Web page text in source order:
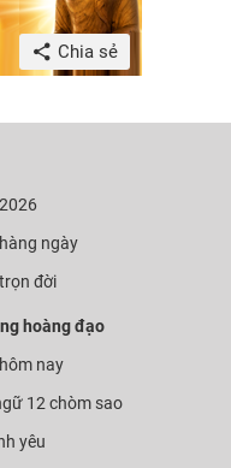
Chia sẻ
ngày
đời
hoàng đạo
nay
12 chòm sao
yêu